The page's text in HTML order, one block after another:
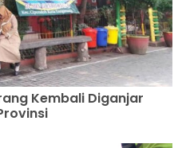
Kembali Diganjar